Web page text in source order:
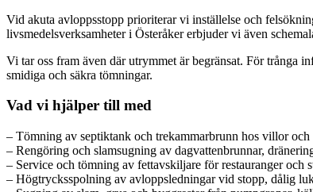
Vid akuta avloppsstopp prioriterar vi inställelse och
livsmedelsverksamheter i Österåker erbjuder vi även
Vi tar oss fram även där utrymmet är begränsat. För trånga
smidiga och säkra tömningar.
Vad vi hjälper till med
– Tömning av septiktank och trekammarbrunn hos villor
– Rengöring och slamsugning av dagvattenbrunnar,
– Service och tömning av fettavskiljare för restauranger och
– Högtrycksspolning av avloppsledningar vid stopp, dålig